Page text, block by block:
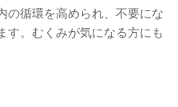
の循環を高められ、不要にな
す。むくみが気になる方にも